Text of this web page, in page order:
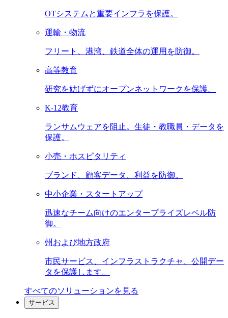
OTシステムと重要インフラを保護。
運輸・物流
フリート、港湾、鉄道全体の運用を防御。
高等教育
研究を妨げずにオープンネットワークを保護。
K-12教育
ランサムウェアを阻止。生徒・教職員・データを
保護。
小売・ホスピタリティ
ブランド、顧客データ、利益を防御。
中小企業・スタートアップ
迅速なチーム向けのエンタープライズレベル防
御。
州および地方政府
市民サービス、インフラストラクチャ、公開デー
タを保護します。
すべてのソリューションを見る
サービス